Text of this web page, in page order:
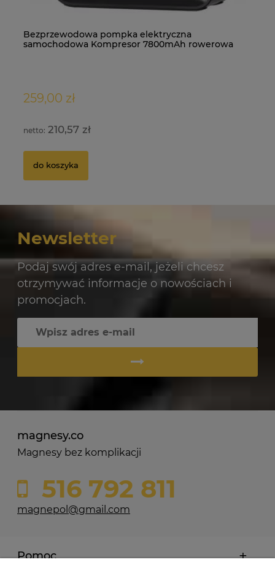
Bezprzewodowa pompka elektryczna
samochodowa Kompresor 7800mAh rowerowa
259,00 zł
210,57 zł
do koszyka
MW 10x2 N38 - magnes neodymowy
0,67 zł
0,54 zł
Newsletter
Podaj swój adres e-mail, jeżeli chcesz
otrzymywać informacje o nowościach i
promocjach.
magnesy.co
Magnesy bez komplikacji
516 792 811
magnepol@gmail.com
Pomoc